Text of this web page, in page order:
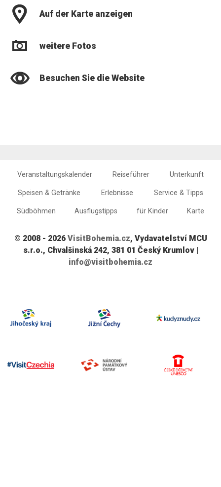
Auf der Karte anzeigen
weitere Fotos
Besuchen Sie die Website
Veranstaltungskalender Reiseführer Unterkunft
Speisen & Getränke Erlebnisse Service & Tipps
Südböhmen Ausflugstipps für Kinder Karte
© 2008 - 2026 VisitBohemia.cz, Vydavatelství MCU
s.r.o., Chvalšinská 242, 381 01 Český Krumlov |
info@visitbohemia.cz